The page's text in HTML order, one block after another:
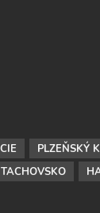
PLZEŇSKÝ
TACHOVSKO